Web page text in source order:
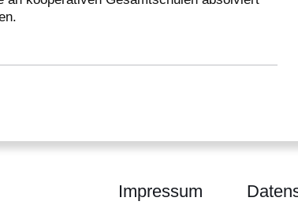
Impressum